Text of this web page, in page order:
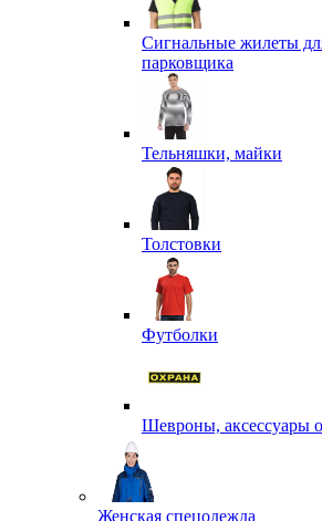
Сигнальные жилеты
парковщика
Тельняшки, майки
Толстовки
Футболки
Шевроны, аксессуары
Женская спецодежда